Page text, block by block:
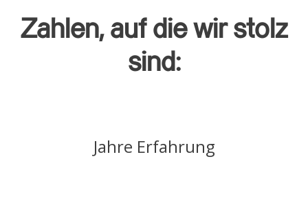
Zahlen, auf die wir stolz
sind:
Jahre Erfahrung